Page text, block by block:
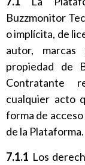
Buzzmonitor
o implícita, de
autor,
propiedad de
Contratante
cualquier acto
forma de
de la Plataforma.
7.1.1 Los